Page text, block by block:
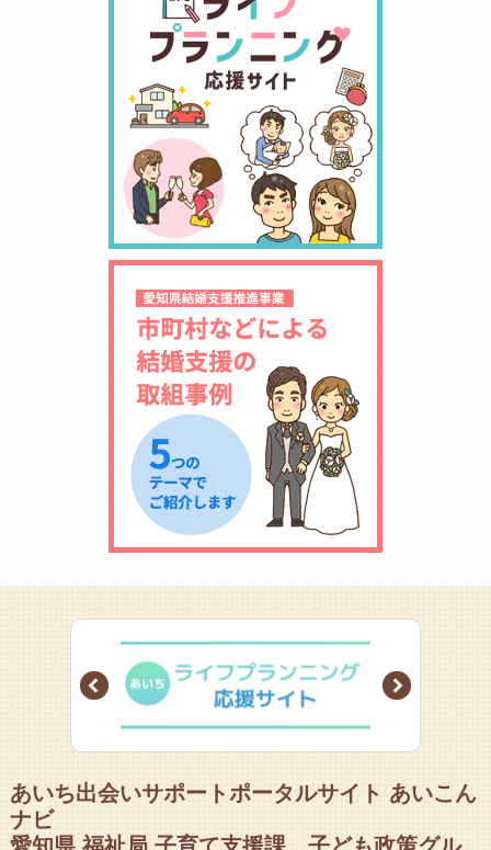
Prev Next
あいち出会いサポートポータルサイト あいこん
ナビ
愛知県 福祉局 子育て支援課 子ども政策グル